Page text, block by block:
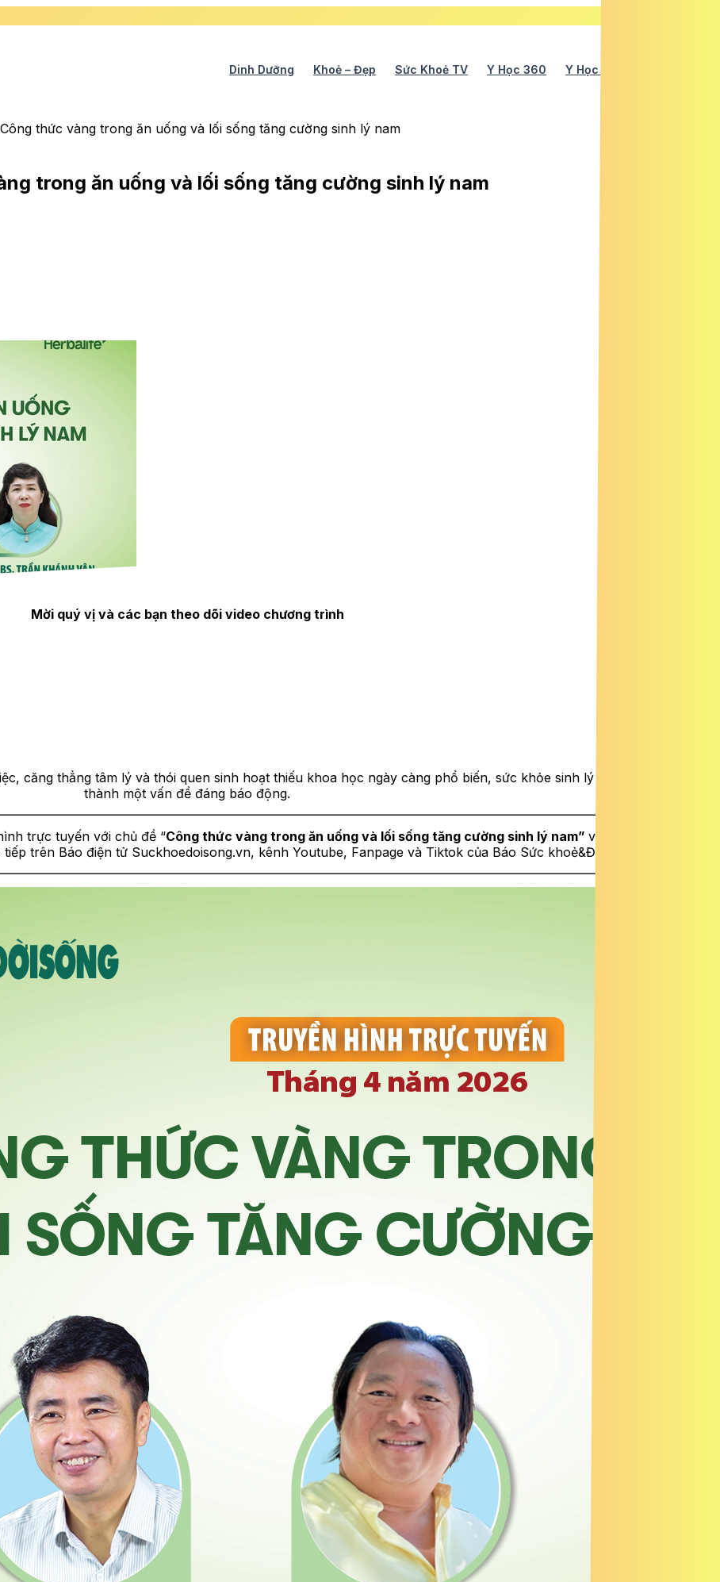
Dinh Dưỡng Khoẻ – Đẹp Sức Khoẻ TV Y Học 360 Y Học Cổ Truyền
thức vàng trong ăn uống và lối sống tăng cường sinh lý nam
trong ăn uống và lối sống tăng cường sinh lý nam
Mời quý vị và các bạn theo dõi video chương trình
căng thẳng tâm lý và thói quen sinh hoạt thiếu khoa học ngày càng phổ biến, sức khỏe sinh lý nam giới đang trở
thành một vấn đề đáng báo động.
trực tuyến với chủ đề “Công thức vàng trong ăn uống và lối sống tăng cường sinh lý nam” vào lúc
trên Báo điện tử Suckhoedoisong.vn, kênh Youtube, Fanpage và Tiktok của Báo Sức khoẻ&Đời sống.